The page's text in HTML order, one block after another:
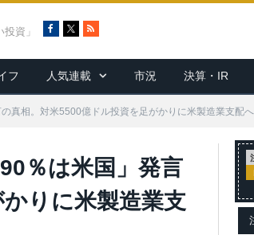
資」
c
e
b
o
R
S
フ 人気連載 市況 決算・IR
真相。対米5500億ドル投資を足がかりに米製造業支配
％は米国」発言
りに米製造業支